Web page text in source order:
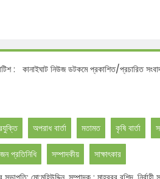
নিউজ ডটকমে প্রকাশিত/প্রচারিত সংবাদ,
অপরাধ বার্তা মতামত কৃষি বার্তা
প্রতিনিধি সম্পাদকীয়
সাক্ষাৎকার